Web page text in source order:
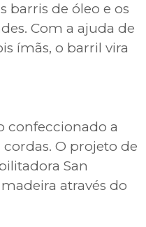
barris de óleo e os
Com a ajuda de
ímãs, o barril vira
confeccionado a
O projeto de
San
através do